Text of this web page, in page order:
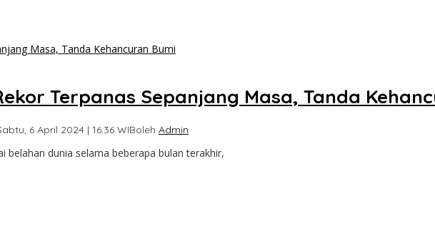
Terpanas Sepanjang Masa, Tanda
6 April 2024 | 16:36 WIBoleh Admin
belahan dunia selama beberapa bulan terakhir,